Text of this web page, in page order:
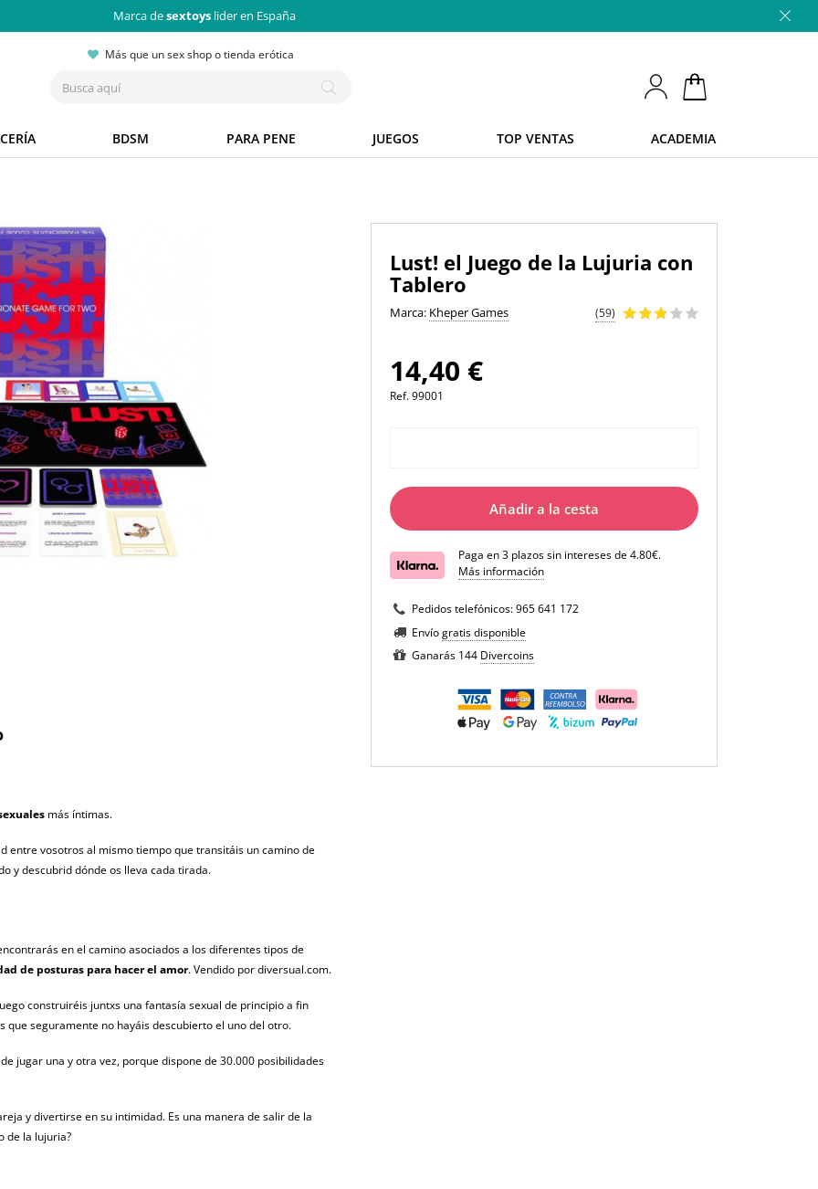
Marca desextoys lider en España
Más que un sex shop o tienda erótica
BDSM PARA PENE JUEGOS TOP VENTAS ACADEMIA
Lust! el Juego de la Lujuria con
Tablero
Marca: Kheper Games (59)
14,40 €
Ref.99001
Añadir a la cesta
Paga en 3 plazos sin intereses de 4.80€.
Más información
Pedidos telefónicos:965 641 172
Envíogratis disponible
Ganarás 144 Divercoins
más íntimas.
entre vosotros al mismo tiempo que transitáis un camino de
y descubrid dónde os lleva cada tirada.
en el camino asociados a los diferentes tipos de
de posturas para hacer el amor. Vendido por diversual.com.
construiréis juntxs una fantasía sexual de principio a fin
seguramente no hayáis descubierto el uno del otro.
jugar una y otra vez, porque dispone de 30.000 posibilidades
y divertirse en su intimidad. Es una manera de salir de la
de la lujuria?